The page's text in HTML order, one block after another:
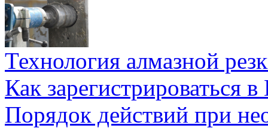
Технология алмазной
Как зарегистрироваться
Порядок действий при